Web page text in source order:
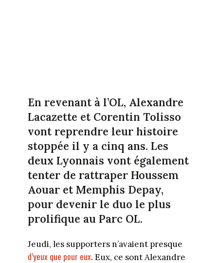
En revenant à l’OL, Alexandre
Lacazette et Corentin Tolisso
vont reprendre leur histoire
stoppée il y a cinq ans. Les
deux Lyonnais vont également
tenter de rattraper Houssem
Aouar et Memphis Depay,
pour devenir le duo le plus
prolifique au Parc OL.
Jeudi, les supporters n’avaient presque
d’yeux que pour eux. Eux, ce sont Alexandre